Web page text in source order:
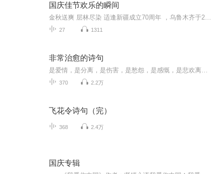
国庆佳节欢乐的瞬间
27 1311
非常治愈的诗句
370 2.2万
飞花令诗句（完）
368 2.4万
国庆专辑